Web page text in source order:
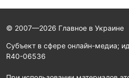
© 2007—2026 Главное в Украине
Субъект в сфере онлайн-медиа;
R40-06536